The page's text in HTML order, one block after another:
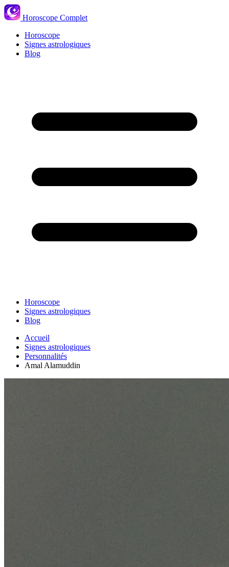
Horoscope Complet
Horoscope
Signes astrologiques
Blog
Horoscope
Signes astrologiques
Blog
Accueil
Signes astrologiques
Personnalités
Amal Alamuddin